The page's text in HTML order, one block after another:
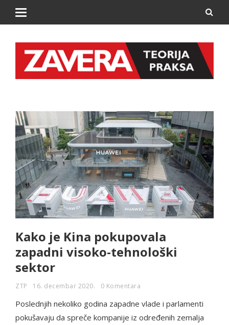
Kako je Kina pokupovala
zapadni visoko-tehnološki
sektor
ZTP 16. decembar 2020. 0 Komentara
Poslednjih nekoliko godina zapadne vlade i parlamenti
pokušavaju da spreče kompanije iz određenih zemalja